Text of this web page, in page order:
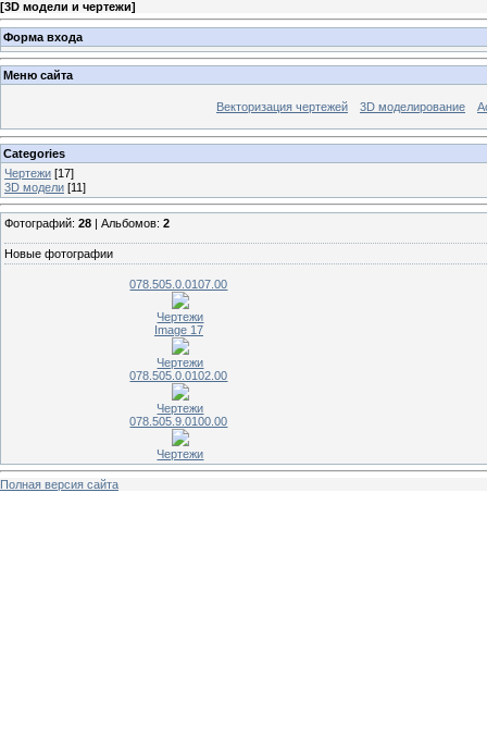
[3D модели и чертежи]
Форма входа
Меню сайта
Векторизация чертежей 3D моделирование
Categories
Чертежи [17]
3D модели [11]
Фотографий: 28 | Альбомов: 2
Новые фотографии
078.505.0.0107.00
Чертежи
Image 17
Чертежи
078.505.0.0102.00
Чертежи
078.505.9.0100.00
Чертежи
Полная версия сайта